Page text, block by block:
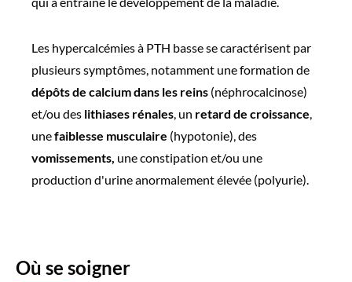
Les hypercalcémies à PTH basse se caractérisent par
plusieurs symptômes, notamment une formation de
dépôts de calcium dans les reins (néphrocalcinose)
et/ou des lithiases rénales, un retard de croissance,
unefaiblesse musculaire (hypotonie), des
vomissements, une constipation et/ou une
production d'urine anormalement élevée (polyurie).
Où se soigner